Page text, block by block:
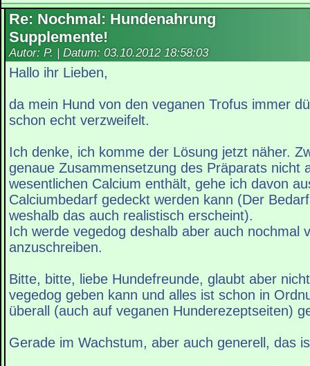
Re: Nochmal: Hundenahrung
Supplemente!
Autor: P. | Datum: 03.10.2012 18:58:03
Hallo ihr Lieben,
da mein Hund von den veganen Trofus immer
schon echt verzweifelt.
Ich denke, ich komme der Lösung jetzt näher.
genaue Zusammensetzung des Präparats nicht
wesentlichen Calcium enthält, gehe ich davon
Calciumbedarf gedeckt werden kann (Der
weshalb das auch realistisch erscheint).
Ich werde vegedog deshalb aber auch nochmal
anzuschreiben.
Bitte, bitte, liebe Hundefreunde, glaubt aber
vegedog geben kann und alles ist schon in
überall (auch auf veganen Hunderezeptseiten)
Gerade im Wachstum, aber auch generell, das